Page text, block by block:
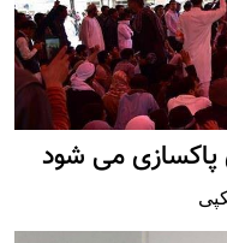
پاکسازی می شود